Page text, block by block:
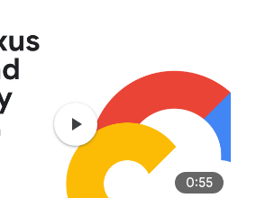
SAIF.google
des Risikos
0:55